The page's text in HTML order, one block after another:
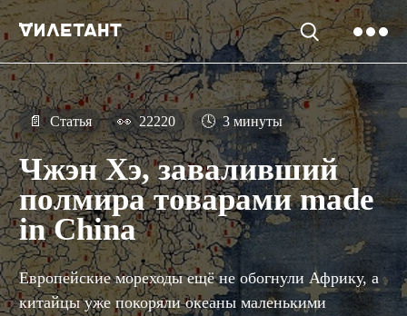
📄 Статья 👀 22220 🕓 3 минуты
Чжэн Хэ, заваливший
полмира товарами made
in China
Европейские мореходы ещё не обогнули Африку, а
китайцы уже покоряли океаны маленькими